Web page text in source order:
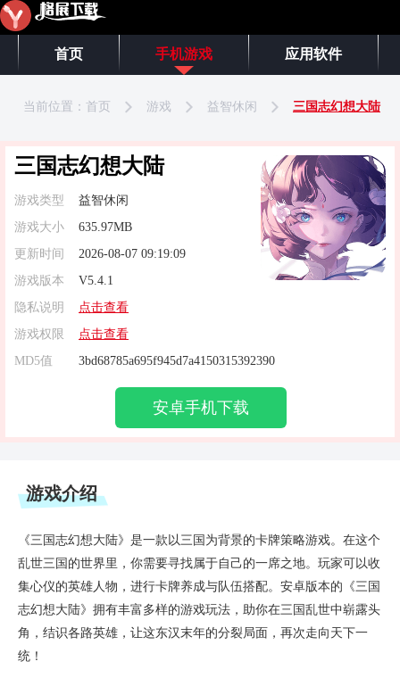
首页 手机游戏 应用软件
当前位置： 首页 游戏 益智休闲 三国志幻想大陆
三国志幻想大陆
游戏类型
益智休闲
游戏大小
635.97MB
更新时间
2026-08-07 09:19:09
游戏版本
V5.4.1
隐私说明
点击查看
游戏权限
点击查看
MD5值
3bd68785a695f945d7a4150315392390
安卓手机下载
游戏介绍
《三国志幻想大陆》是一款以三国为背景的卡牌策略游戏。在这个
乱世三国的世界里，你需要寻找属于自己的一席之地。玩家可以收
集心仪的英雄人物，进行卡牌养成与队伍搭配。安卓版本的《三国
志幻想大陆》拥有丰富多样的游戏玩法，助你在三国乱世中崭露头
角，结识各路英雄，让这东汉末年的分裂局面，再次走向天下一
统！